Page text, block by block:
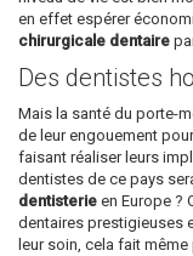
en effet espérer
chirurgicale dentaire
Des dentistes
Mais la santé du porte-
de leur engouement
faisant réaliser leurs
dentistes de ce pays
dentisterie en Europe ?
dentaires prestigieuses
leur soin, cela fait